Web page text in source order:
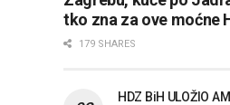
tko zna za ove moćne
179 SHARES
HDZ BiH ULOŽIO